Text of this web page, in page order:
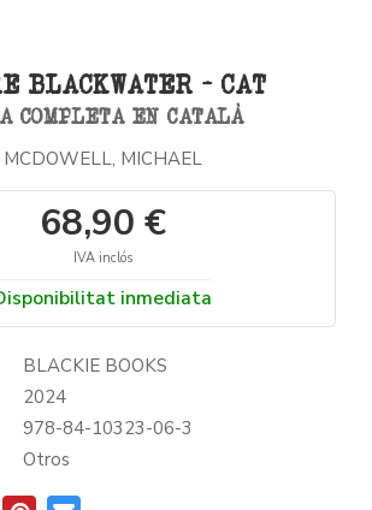
BLACKWATER - CAT
COMPLETA EN CATALÀ
MCDOWELL, MICHAEL
68,90 €
IVA inclós
inmediata
BLACKIE BOOKS
2024
978-84-10323-06-3
Otros